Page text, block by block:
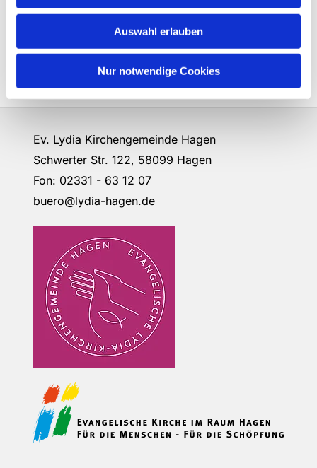
Auswahl erlauben
Nur notwendige Cookies
Ev. Lydia Kirchengemeinde Hagen
Schwerter Str. 122, 58099 Hagen
Fon: 02331 - 63 12 07
buero@lydia-hagen.de